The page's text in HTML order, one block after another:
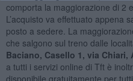
comporta la maggiorazione di 2
L’acquisto va effettuato appena
posto a sedere. La
che salgono sul treno dalle
Baciano, Casello 1, via Chiari,
a tutti i servizi online di Tft è
disponibile gratuitamente per